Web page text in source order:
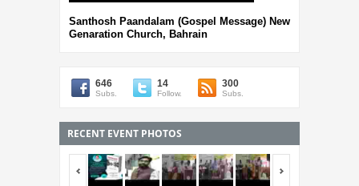
Santhosh Paandalam (Gospel Message) New
Genaration Church, Bahrain
646
Subs.
14
Follow.
300
Subs.
RECENT EVENT PHOTOS
<span></span>